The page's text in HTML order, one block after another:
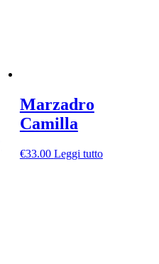
Marzadro
Camilla
€33.00 Leggi tutto